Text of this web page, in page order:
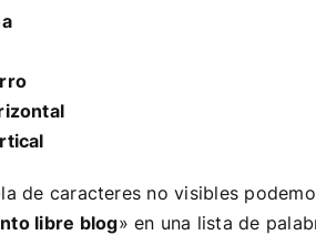
de caracteres no visibles
libre blog» en una lista de